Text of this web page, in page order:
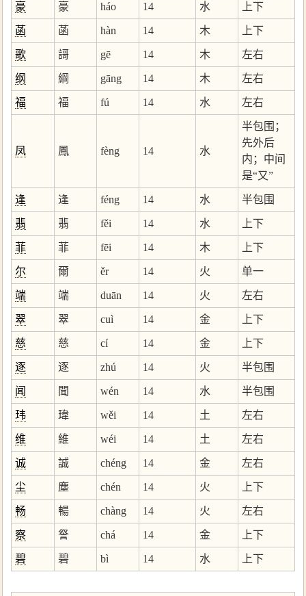
豪 豪 háo 14 水 上下
菡 菡 hàn 14 木 上下
歌 謌 gē 14 木 左右
纲 綱 gāng 14 木 左右
福 福 fú 14 水 左右
凤 鳳 fèng 14 水
半包围；
先外后
内；中间
是“又”
逢 逢 féng 14 水 半包围
翡 翡 fěi 14 水 上下
菲 菲 fēi 14 木 上下
尔 爾 ěr 14 火 单一
端 端 duān 14 火 左右
翠 翠 cuì 14 金 上下
慈 慈 cí 14 金 上下
逐 逐 zhú 14 火 半包围
闻 聞 wén 14 水 半包围
玮 瑋 wěi 14 土 左右
维 維 wéi 14 土 左右
诚 誠 chéng 14 金 左右
尘 塵 chén 14 火 上下
畅 暢 chàng 14 火 左右
察 詧 chá 14 金 上下
碧 碧 bì 14 水 上下